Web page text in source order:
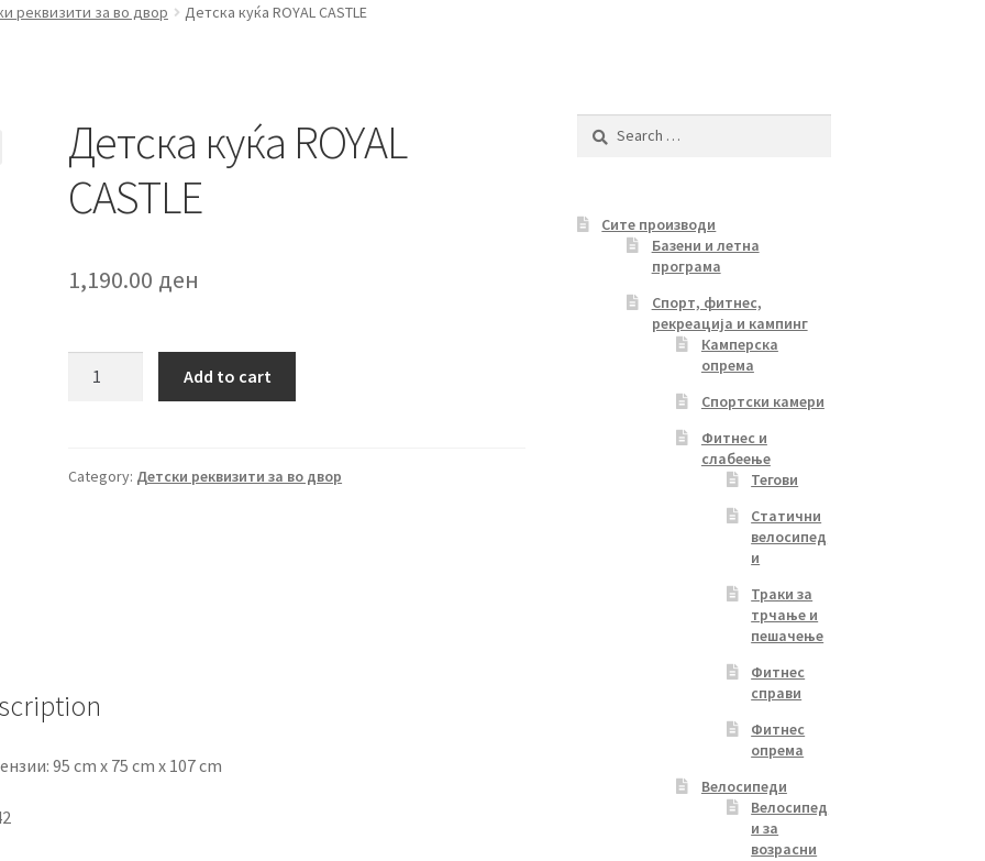
реквизити за во двор Детска куќа ROYAL CASTLE
Детска куќа ROYAL
CASTLE
1,190.00 ден
quantity
Add to cart
Category: Детски реквизити за во двор
95 cm x 75 cm x 107 cm
Search
Сите производи
Базени и летна
програма
Спорт, фитнес,
рекреација и кампинг
Камперска
опрема
Спортски камери
Фитнес и
слабеење
Тегови
Статични
велосипед
и
Траки за
трчање и
пешачење
Фитнес
справи
Фитнес
опрема
Велосипеди
Велосипед
и за
возрасни